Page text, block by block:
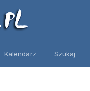
Kalendarz Szukaj